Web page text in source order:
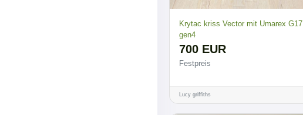
Krytac kriss Vector mit Umarex G17
gen4
700 EUR
Festpreis
Lucy griffiths